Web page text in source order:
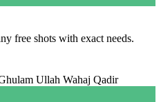
free shots with exact needs.
Ullah Wahaj Qadir